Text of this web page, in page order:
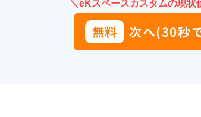
＼eKスペースカスタムの現状
無料 次へ(30秒